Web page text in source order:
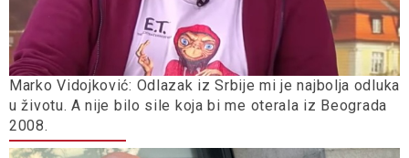
Marko Vidojković: Odlazak iz Srbije mi je najbolja odluka
u životu. A nije bilo sile koja bi me oterala iz Beograda
2008.